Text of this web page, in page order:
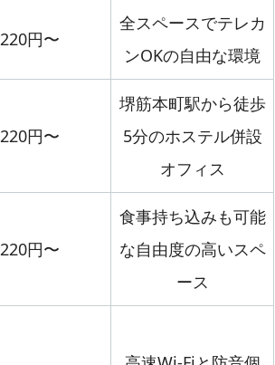
220円〜
全スペースでテレカ
ンOKの自由な環境
220円〜
堺筋本町駅から徒歩
5分のホステル併設
オフィス
220円〜
食事持ち込みも可能
な自由度の高いスペ
ース